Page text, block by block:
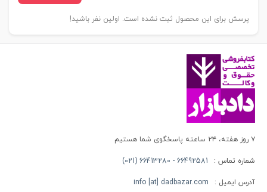
پرسش برای این محصول ثبت نشده است. اولین نفر باشید!
۷ روز هفته، ۲۴ ساعته پاسخگوی شما هستیم
شماره تماس : 66492581 - 66413280 (021)
آدرس ایمیل : info [at] dadbazar.com